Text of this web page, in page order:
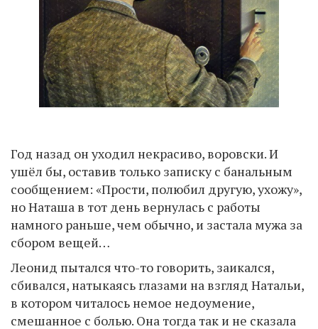
Год назад он уходил некрасиво, воровски. И
ушёл бы, оставив только записку с банальным
сообщением: «Прости, полюбил другую, ухожу»,
но Наташа в тот день вернулась с работы
намного раньше, чем обычно, и застала мужа за
сбором вещей…
Леонид пытался что-то говорить, заикался,
сбивался, натыкаясь глазами на взгляд Натальи,
в котором читалось немое недоумение,
смешанное с болью. Она тогда так и не сказала